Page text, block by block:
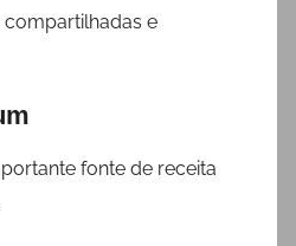
compartilhadas e
fonte de receita